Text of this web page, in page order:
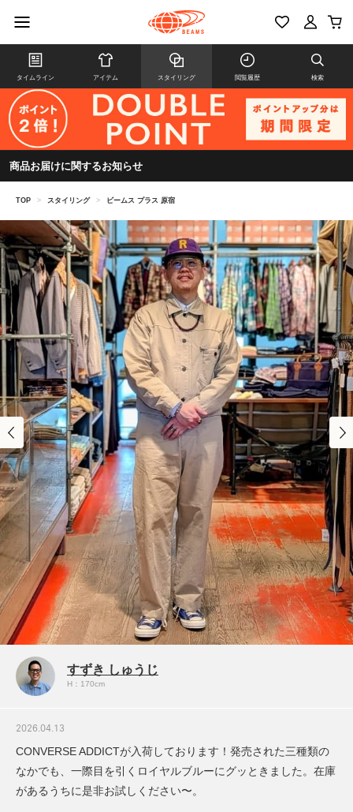
タイムライン アイテム スタイリング 閲覧履歴 検索
商品お届けに関するお知らせ
TOP > スタイリング > ビームス プラス 原宿
すずき しゅうじ
H：170cm
2026.04.13
CONVERSE ADDICTが入荷しております！発売された三種類の
なかでも、一際目を引くロイヤルブルーにグッときました。在庫
があるうちに是非お試しください〜。